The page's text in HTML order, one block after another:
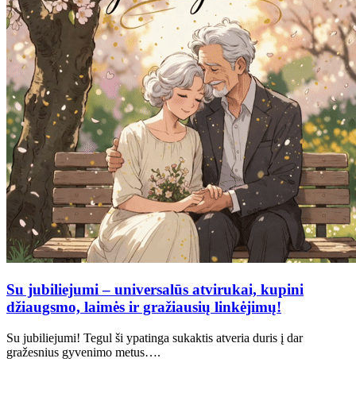
Su jubiliejumi – universalūs atvirukai, kupini
džiaugsmo, laimės ir gražiausių linkėjimų!
Su jubiliejumi! Tegul ši ypatinga sukaktis atveria duris į dar
gražesnius gyvenimo metus….